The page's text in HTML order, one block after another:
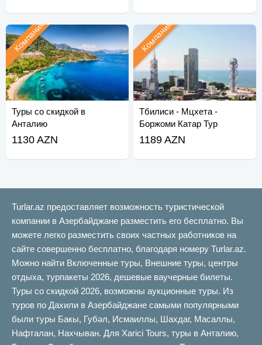
Туры со скидкой в
Анталию
Компания
1130 AZN
Тбилиси - Мцхета -
Боржоми Катар Тур
Компания
1189 AZN
Turlar.az предоставляет возможность туристической
компании в Азербайджане разместить его бесплатно. Вы
можете легко разместить своих частных работников на
сайте совершенно бесплатно, благодаря номеру Turlar.az.
Можно найти Включенные туры, Внешние туры, центры
отдыха, турпакеты 2026, дешевые ваучерные билеты.
Туры со скидкой 2026, возможны аукционные туры. Из
туров по Дахили в Азербайджане самыми популярными
были туры Бакы, Губəл, Исмаиллы, Шахдаг, Масаллы,
Нафталан, Нахчыван. Для Xarici Tours, туры в Анталию,